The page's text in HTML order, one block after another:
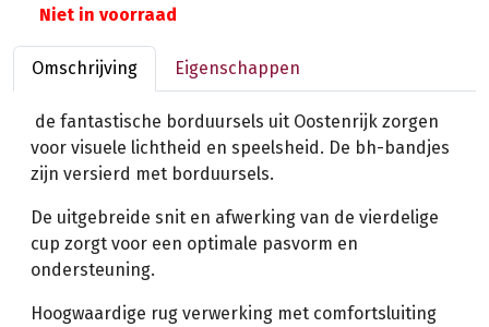
Niet in voorraad
Omschrijving Eigenschappen
de fantastische borduursels uit Oostenrijk zorgen
voor visuele lichtheid en speelsheid. De bh-bandjes
zijn versierd met borduursels.
De uitgebreide snit en afwerking van de vierdelige
cup zorgt voor een optimale pasvorm en
ondersteuning.
Hoogwaardige rug verwerking met comfortsluiting